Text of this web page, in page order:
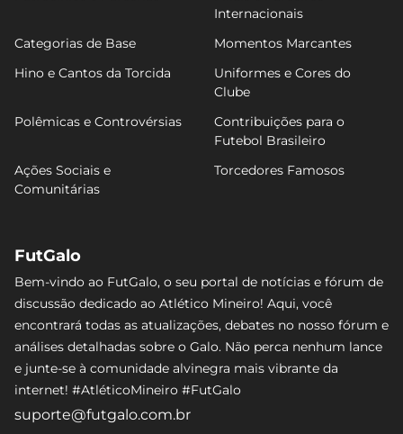
Internacionais
Categorias de Base
Momentos Marcantes
Hino e Cantos da Torcida
Uniformes e Cores do
Clube
Polêmicas e Controvérsias
Contribuições para o
Futebol Brasileiro
Ações Sociais e
Comunitárias
Torcedores Famosos
FutGalo
Bem-vindo ao FutGalo, o seu portal de notícias e fórum de
discussão dedicado ao Atlético Mineiro! Aqui, você
encontrará todas as atualizações, debates no nosso fórum e
análises detalhadas sobre o Galo. Não perca nenhum lance
e junte-se à comunidade alvinegra mais vibrante da
internet! #AtléticoMineiro #FutGalo
suporte@futgalo.com.br